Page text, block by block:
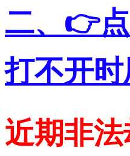
二、👉
打不开
近期非